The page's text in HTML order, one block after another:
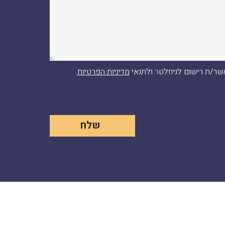
ת רישום לניוזלטר ולתנאימדיניות הפרטיות